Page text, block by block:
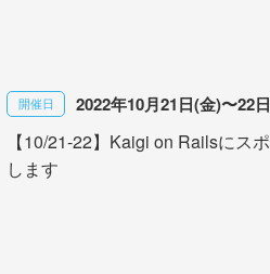
開催日 2022年10月21日(金)〜22
【10/21-22】Kaigi on Railsにス
します